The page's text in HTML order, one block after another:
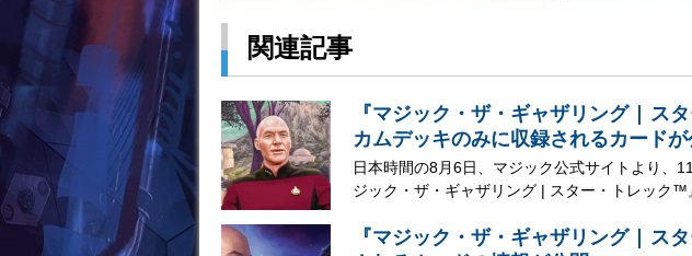
関連記事
『マジック・ザ・ギャザリング | ス
カムデッキのみに収録されるカード
日本時間の8月6日、マジック公式サイトより、
ジック・ザ・ギャザリング | スター・トレック™
『マジック・ザ・ギャザリング | ス